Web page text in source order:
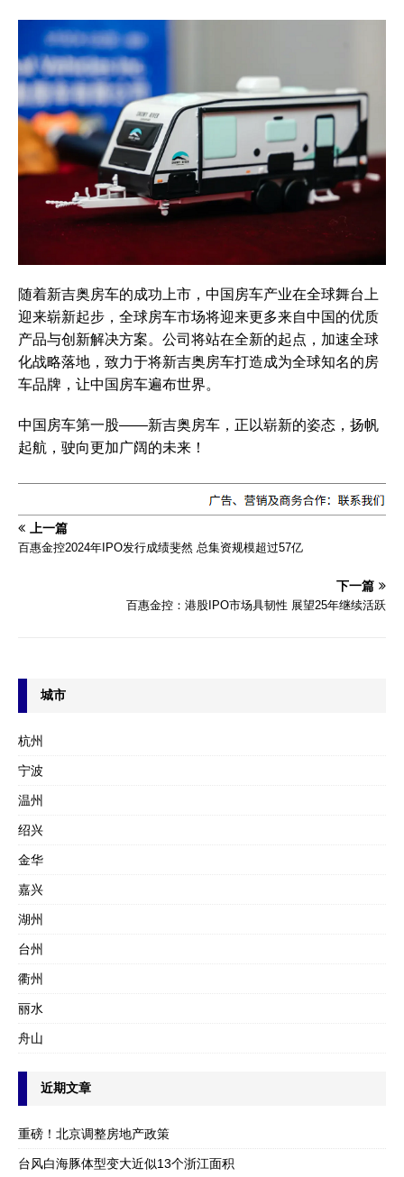
随着新吉奥房车的成功上市，中国房车产业在全球舞台上
迎来崭新起步，全球房车市场将迎来更多来自中国的优质
产品与创新解决方案。公司将站在全新的起点，加速全球
化战略落地，致力于将新吉奥房车打造成为全球知名的房
车品牌，让中国房车遍布世界。
中国房车第一股——新吉奥房车，正以崭新的姿态，扬帆
起航，驶向更加广阔的未来！
上一篇
百惠金控2024年IPO发行成绩斐然 总集资规模超过57亿
下一篇
百惠金控：港股IPO市场具韧性 展望25年继续活跃
城市
杭州
宁波
温州
绍兴
金华
嘉兴
湖州
台州
衢州
丽水
舟山
近期文章
重磅！北京调整房地产政策
台风白海豚体型变大近似13个浙江面积